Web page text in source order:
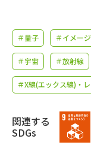
大学で学びたい学
学問のミニ講義「夢ナ
＃量子 ＃イメー
＃宇宙 ＃放射線
＃X線(エックス線)・
関連する
SDGs